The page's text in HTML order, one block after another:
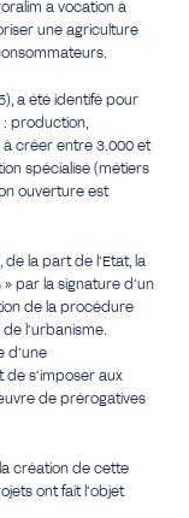
a vocation à
une agriculture
a été identifé pour
: production,
à créer entre 3.000 et
spécialisé (métiers
ouverture est
la part de l’Etat, la
par la signature d’un
de la procédure
l’urbanisme.
d’une
de s’imposer aux
de prérogatives
création de cette
ont fait l’objet